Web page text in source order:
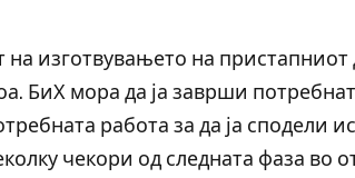
на изготвувањето на
БиХ мора да ја заврши
работа за да ја сподели
чекори од следната фаза во